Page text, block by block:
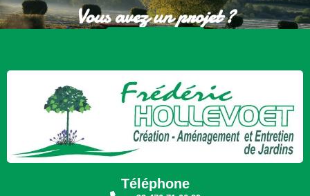
Téléphone